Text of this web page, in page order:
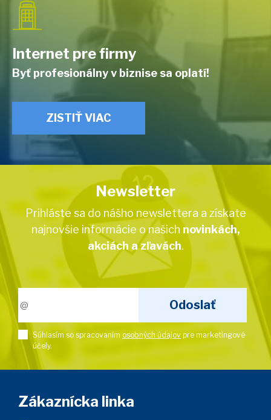
Internet pre firmy
Byť profesionálny v biznise sa oplatí!
ZISTIŤ VIAC
Newsletter
Prihláste sa do nášho newslettera a získate
najnovšie informácie o našich novinkách,
akciách a zľavách.
Súhlasím so spracovaním osobných údajov pre marketingové
účely.
Zákaznícka linka